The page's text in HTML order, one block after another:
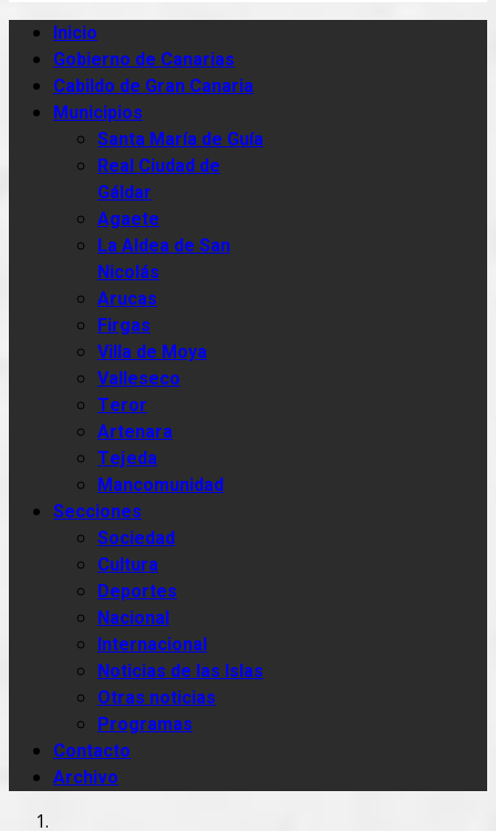
Inicio
Gobierno de Canarias
Cabildo de Gran Canaria
Municipios
Santa María de Guía
Real Ciudad de
Gáldar
Agaete
La Aldea de San
Nicolás
Arucas
Firgas
Villa de Moya
Valleseco
Teror
Artenara
Tejeda
Mancomunidad
Secciones
Sociedad
Cultura
Deportes
Nacional
Internacional
Noticias de las Islas
Otras noticias
Programas
Contacto
Archivo